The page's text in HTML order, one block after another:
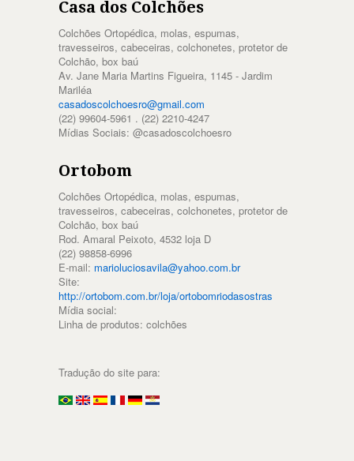
Casa dos Colchões
Colchões Ortopédica, molas, espumas,
travesseiros, cabeceiras, colchonetes, protetor de
Colchão, box baú
Av. Jane Maria Martins Figueira, 1145 - Jardim
Mariléa
casadoscolchoesro@gmail.com
(22) 99604-5961 . (22) 2210-4247
Mídias Sociais: @casadoscolchoesro
Ortobom
Colchões Ortopédica, molas, espumas,
travesseiros, cabeceiras, colchonetes, protetor de
Colchão, box baú
Rod. Amaral Peixoto, 4532 loja D
(22) 98858-6996
E-mail: marioluciosavila@yahoo.com.br
Site:
http://ortobom.com.br/loja/ortobomriodasostras
Mídia social:
Linha de produtos: colchões
Tradução do site para: